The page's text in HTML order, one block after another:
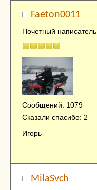
Faeton0011
Почетный написатель
Сообщений: 1079
Сказали спасибо: 2
Игорь
MilaSvch